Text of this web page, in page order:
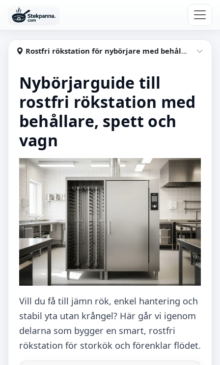
Hoppa till huvudinnehåll
Stekpanna
Rostfri rökstation för nybörjare med behållare, spett, vagn
Nybörjarguide till
rostfri rökstation med
behållare, spett och
vagn
Vill du få till jämn rök, enkel hantering och
stabil yta utan krångel? Här går vi igenom
delarna som bygger en smart, rostfri
rökstation för storkök och förenklar flödet.